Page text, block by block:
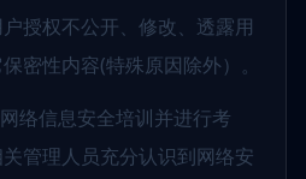
授权不公开、修改、透露用
密性内容(特殊原因除外）。
络信息安全培训并进行考
管理人员充分认识到网络安